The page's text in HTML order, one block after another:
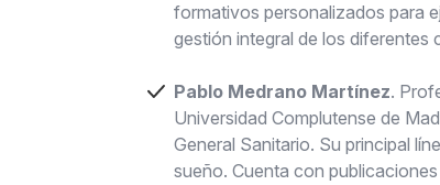
formativos personalizados para
gestión integral de los diferentes
Pablo Medrano Martínez.
Universidad Complutense de
General Sanitario. Su principal
sueño. Cuenta con